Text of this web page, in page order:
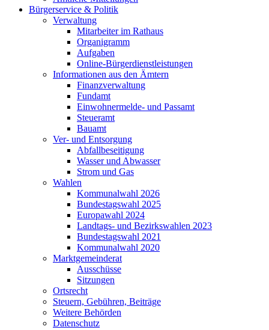
Bürgerservice & Politik
Verwaltung
Mitarbeiter im Rathaus
Organigramm
Aufgaben
Online-Bürgerdienstleistungen
Informationen aus den Ämtern
Finanzverwaltung
Fundamt
Einwohnermelde- und Passamt
Steueramt
Bauamt
Ver- und Entsorgung
Abfallbeseitigung
Wasser und Abwasser
Strom und Gas
Wahlen
Kommunalwahl 2026
Bundestagswahl 2025
Europawahl 2024
Landtags- und Bezirkswahlen 2023
Bundestagswahl 2021
Kommunalwahl 2020
Marktgemeinderat
Ausschüsse
Sitzungen
Ortsrecht
Steuern, Gebühren, Beiträge
Weitere Behörden
Datenschutz